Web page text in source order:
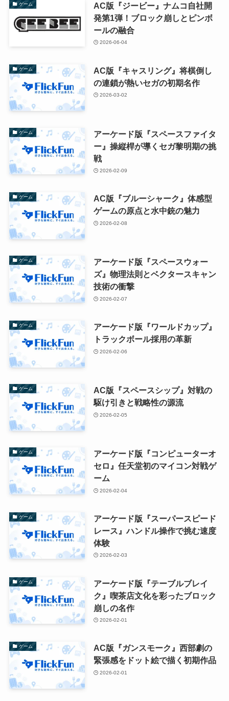
ゲーム
AC版『ジービー』ナムコ自社開
発第1弾！ブロック崩しとピンボ
ールの融合
2026-06-04
ゲーム
AC版『キャスリング』将棋倒し
の連鎖が熱いセガの初期名作
2026-03-02
ゲーム
アーケード版『スペースファイタ
ー』操縦桿が導くセガ黎明期の挑
戦
2026-02-09
ゲーム
AC版『ブルーシャーク』体感型
ゲームの原点と水中銃の魅力
2026-02-08
ゲーム
アーケード版『スペースウォー
ズ』物理法則とベクタースキャン
技術の衝撃
2026-02-07
ゲーム
アーケード版『ワールドカップ』
トラックボール採用の革新
2026-02-06
ゲーム
AC版『スペースシップ』対戦の
駆け引きと戦略性の源流
2026-02-05
ゲーム
アーケード版『コンピューターオ
セロ』任天堂初のマイコン対戦ゲ
ーム
2026-02-04
ゲーム
アーケード版『スーパースピード
レース』ハンドル操作で挑む速度
体験
2026-02-03
ゲーム
アーケード版『テーブルブレイ
ク』喫茶店文化を彩ったブロック
崩しの名作
2026-02-01
ゲーム
AC版『ガンスモーク』西部劇の
緊張感をドット絵で描く初期作品
2026-02-01